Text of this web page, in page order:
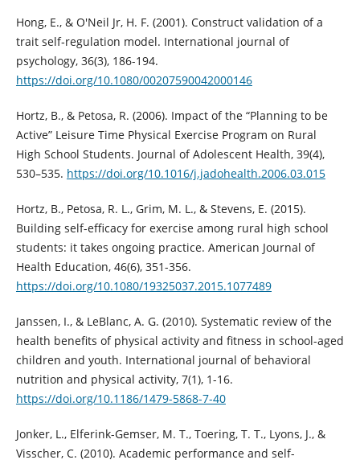
Hong, E., & O'Neil Jr, H. F. (2001). Construct validation of a
trait self‐regulation model. International journal of
psychology, 36(3), 186-194.
https://doi.org/10.1080/00207590042000146
Hortz, B., & Petosa, R. (2006). Impact of the “Planning to be
Active” Leisure Time Physical Exercise Program on Rural
High School Students. Journal of Adolescent Health, 39(4),
530–535. https://doi.org/10.1016/j.jadohealth.2006.03.015
Hortz, B., Petosa, R. L., Grim, M. L., & Stevens, E. (2015).
Building self-efficacy for exercise among rural high school
students: it takes ongoing practice. American Journal of
Health Education, 46(6), 351-356.
https://doi.org/10.1080/19325037.2015.1077489
Janssen, I., & LeBlanc, A. G. (2010). Systematic review of the
health benefits of physical activity and fitness in school-aged
children and youth. International journal of behavioral
nutrition and physical activity, 7(1), 1-16.
https://doi.org/10.1186/1479-5868-7-40
Jonker, L., Elferink-Gemser, M. T., Toering, T. T., Lyons, J., &
Visscher, C. (2010). Academic performance and self-